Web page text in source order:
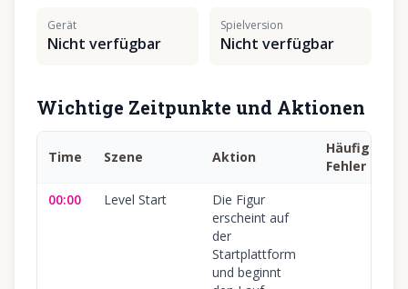
Gerät
Nicht verfügbar
Spielversion
Nicht verfügbar
Wichtige Zeitpunkte und Aktionen
Time Szene Aktion
Häufiger
Fehler
00:00 Level Start
Die Figur
erscheint auf
der
Startplattform
und beginnt